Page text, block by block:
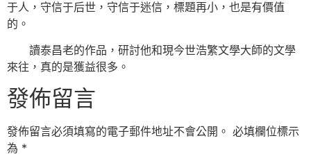
于人，守信于后世，守信于迷信，標題再小，也是有價值
的。
讀泰昌老的作品，研討他和現今世浩繁文學大師的文學
來往，真的是獲益很多。
發佈留言
發佈留言必須填寫的電子郵件地址不會公開。 必填欄位標示
為 *